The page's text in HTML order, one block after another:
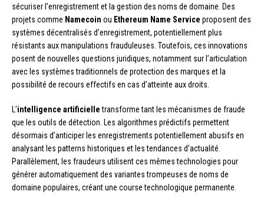
sécuriser l’enregistrement et la gestion des noms de domaine. Des
projets comme Namecoin ou Ethereum Name Service proposent des
systèmes décentralisés d’enregistrement, potentiellement plus
résistants aux manipulations frauduleuses. Toutefois, ces innovations
posent de nouvelles questions juridiques, notamment sur l’articulation
avec les systèmes traditionnels de protection des marques et la
possibilité de recours effectifs en cas d’atteinte aux droits.
L’intelligence artificielletransforme tant les mécanismes de fraude
que les outils de détection. Les algorithmes prédictifs permettent
désormais d’anticiper les enregistrements potentiellement abusifs en
analysant les patterns historiques et les tendances d’actualité.
Parallèlement, les fraudeurs utilisent ces mêmes technologies pour
générer automatiquement des variantes trompeuses de noms de
domaine populaires, créant une course technologique permanente.